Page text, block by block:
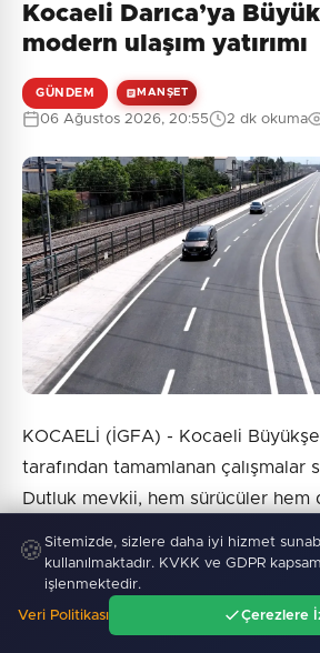
Kocaeli Darıca’ya
modern ulaşım yatırımı
GÜNDEM MANŞET
06 Ağustos 2026, 20:55 2 dk okuma
KOCAELİ (İGFA) - Kocaeli
tarafından tamamlanan çalışmalar
Dutluk mevkii, hem sürücüler hem
Son kat asfalt serimi tamamlanan
de çizilerek trafik düzeni
🍪 Sitemizde, sizlere daha iyi hizmet
kullanılmaktadır. KVKK ve GDPR
işlenmektedir.
Veri Politikası Çerezlere
Gündem Ara